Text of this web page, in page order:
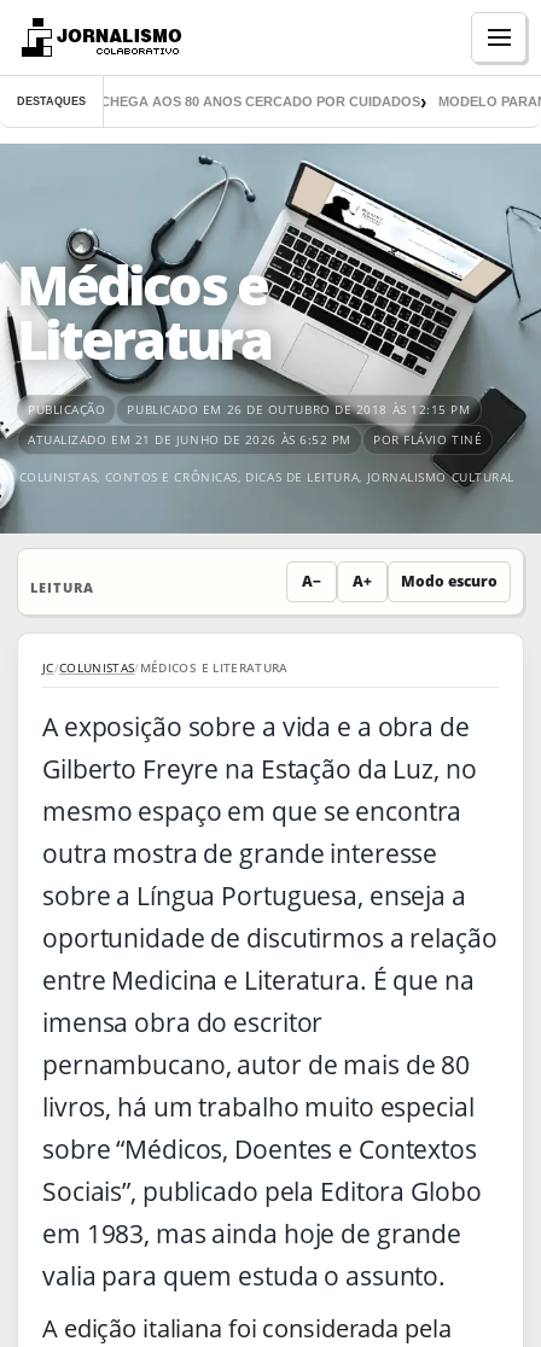
DESTAQUES
LIVROS CHEGA AOS 80 ANOS CERCADO POR CUIDADOS MODELO
Médicos e
Literatura
PUBLICAÇÃO
PUBLICADO EM 26 DE OUTUBRO DE 2018 ÀS 12:15 PM
ATUALIZADO EM 21 DE JUNHO DE 2026 ÀS 6:52 PM
POR FLÁVIO TINÉ
COLUNISTAS, CONTOS E CRÔNICAS, DICAS DE LEITURA, JORNALISMO CULTURAL
LEITURA A− A+ Modo escuro
JC/COLUNISTAS/MÉDICOS E LITERATURA
A exposição sobre a vida e a obra de
Gilberto Freyre na Estação da Luz, no
mesmo espaço em que se encontra
outra mostra de grande interesse
sobre a Língua Portuguesa, enseja a
oportunidade de discutirmos a relação
entre Medicina e Literatura. É que na
imensa obra do escritor
pernambucano, autor de mais de 80
livros, há um trabalho muito especial
sobre “Médicos, Doentes e Contextos
Sociais”, publicado pela Editora Globo
em 1983, mas ainda hoje de grande
valia para quem estuda o assunto.
A edição italiana foi considerada pela